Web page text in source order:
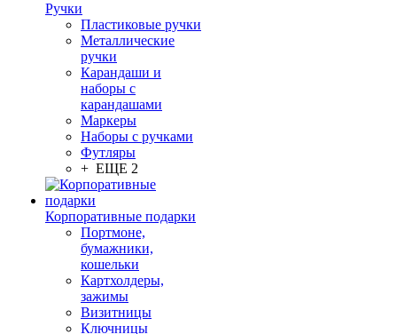
Ручки
Пластиковые ручки
Металлические
ручки
Карандаши и
наборы с
карандашами
Маркеры
Наборы с ручками
Футляры
+ ЕЩЕ 2
Корпоративные подарки
Портмоне,
бумажники,
кошельки
Картхолдеры,
зажимы
Визитницы
Ключницы